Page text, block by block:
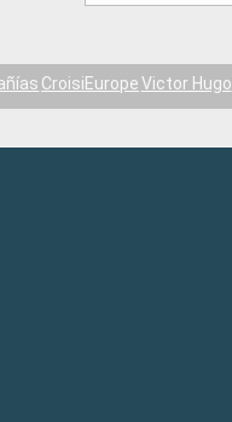
CroisiEuropeVictor Hugo